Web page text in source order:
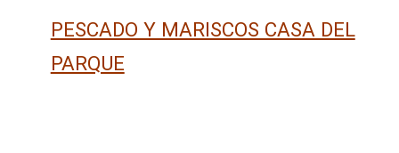
PESCADO Y MARISCOS CASA DEL
PARQUE